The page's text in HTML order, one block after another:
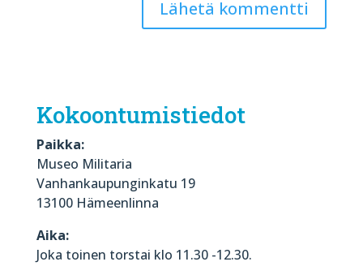
Kokoontumistiedot
Paikka:
Museo Militaria
Vanhankaupunginkatu 19
13100 Hämeenlinna
Aika:
Joka toinen torstai klo 11.30 -12.30.